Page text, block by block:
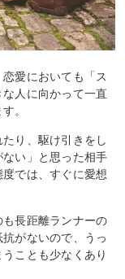
愛においても「ス
人に向かって一直
。
り、駆け引きをし
い」と思った相手
では、すぐに愛想
長距離ランナーの
がないので、うっ
ことも少なくあり